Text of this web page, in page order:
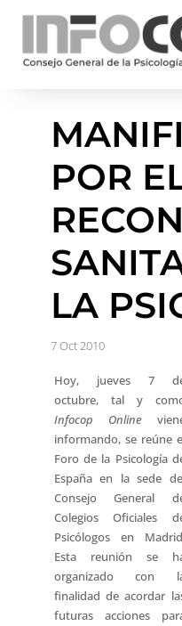
POR
LA
7 Oct 2010
Hoy, jueves 7
octubre, tal y
Infocop Online
informando, se reúne
Foro de la Psicología
España en la sede
Consejo General
Colegios Oficiales
Psicólogos en
Esta reunión se
organizado con
finalidad de acordar
futuras acciones